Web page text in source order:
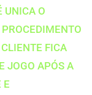
UNICA O
FICA
JOGO APÓS A
E